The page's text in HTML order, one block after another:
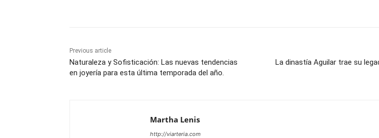
Previous article
Naturaleza y Sofisticación: Las nuevas tendencias
en joyería para esta última temporada del año.
La dinastía Aguilar trae su
Martha Lenis
http://viarteria.com